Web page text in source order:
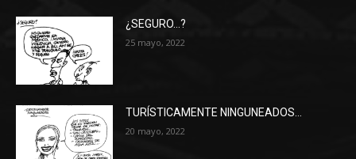
¿SEGURO…?
25 mayo, 2022
TURÍSTICAMENTE NINGUNEADOS…
20 mayo, 2022